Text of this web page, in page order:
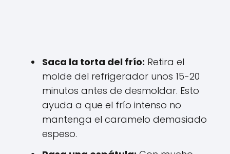
Saca la torta del frío: Retira el
molde del refrigerador unos 15-20
minutos antes de desmoldar. Esto
ayuda a que el frío intenso no
mantenga el caramelo demasiado
espeso.